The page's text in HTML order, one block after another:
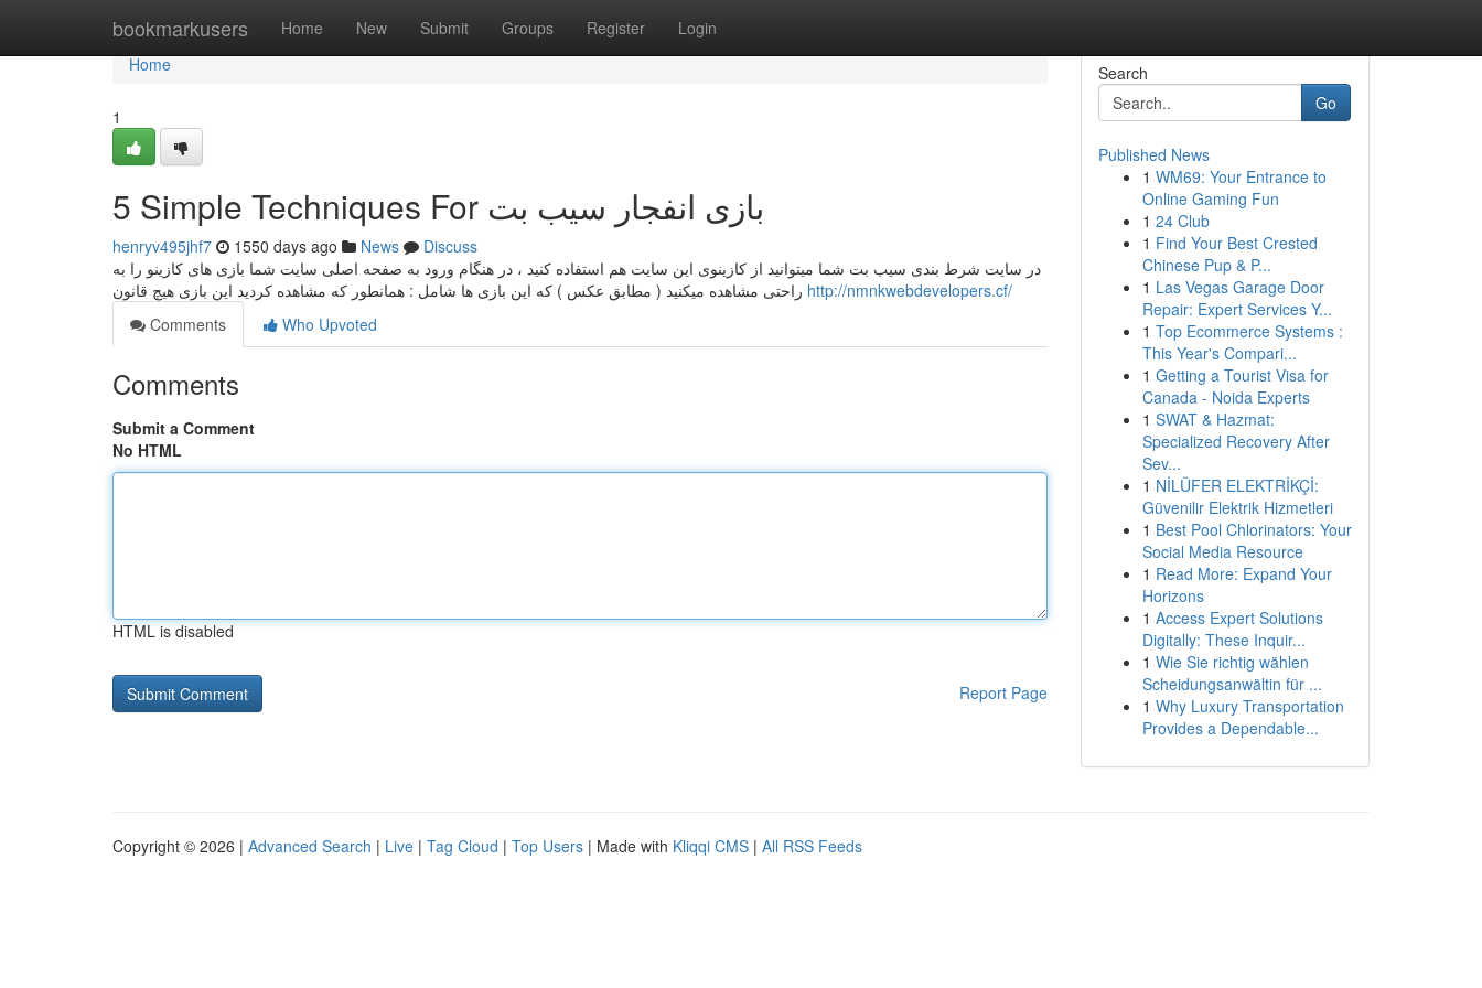
bookmarkusers Home New Submit Groups Register Login
Home
Home
1
5 Simple Techniques For بازی انفجار سیب بت
henryv495jhf7 1550 days ago News
Discuss
در سایت شرط بندی سیب بت شما میتوانید از کازینوی این سایت هم استفاده کنید ، در هنگام ورود به صفحه اصلی سایت شما بازی های کازینو را به
http://nmnkwebdevelopers.cf/
Comments
Who Upvoted
Comments
Submit a Comment
No HTML
HTML is disabled
Report Page
Search
Go
Published News
1 WM69: Your Entrance to
Online Gaming Fun
1 24 Club
1 Find Your Best Crested
Chinese Pup & P...
1 Las Vegas Garage Door
Repair: Expert Services Y...
1 Top Ecommerce Systems :
This Year's Compari...
1 Getting a Tourist Visa for
Canada - Noida Experts
1 SWAT & Hazmat:
Specialized Recovery After
Sev...
1 NİLÜFER ELEKTRİKÇİ:
Güvenilir Elektrik Hizmetleri
1 Best Pool Chlorinators: Your
Social Media Resource
1 Read More: Expand Your
Horizons
1 Access Expert Solutions
Digitally: These Inquir...
1 Wie Sie richtig wählen
Scheidungsanwältin für ...
1 Why Luxury Transportation
Provides a Dependable...
Copyright © 2026 | Advanced Search | Live | Tag Cloud | Top Users | Made with Kliqqi CMS | All RSS Feeds